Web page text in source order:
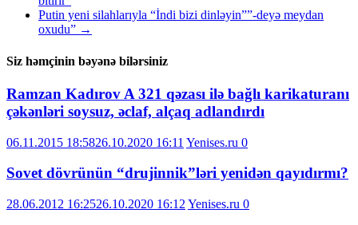
Putin yeni silahlarıyla “İndi bizi dinləyin””-deyə meydan
oxudu” →
Siz həmçinin bəyənə bilərsiniz
Ramzan Kadırov A 321 qəzası ilə bağlı karikaturanı
çəkənləri soysuz, əclaf, alçaq adlandırdı
06.11.2015 18:5826.10.2020 16:11 Yenises.ru 0
Sovet dövrünün “drujinnik”ləri yenidən qayıdırmı?
28.06.2012 16:2526.10.2020 16:12 Yenises.ru 0